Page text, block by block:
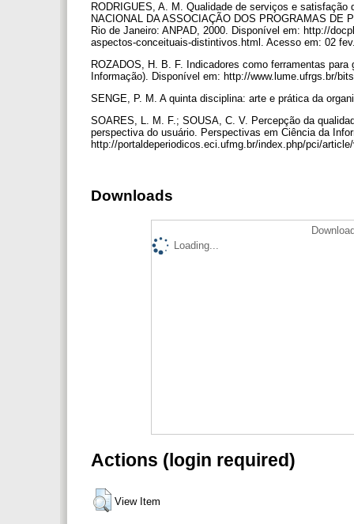
RODRIGUES, A. M. Qualidade de serviços e
NACIONAL DA ASSOCIAÇÃO DOS PROGRAMAS DE
Rio de Janeiro: ANPAD, 2000. Disponível em: http://
aspectos-conceituais-distintivos.html. Acesso em: 02
ROZADOS, H. B. F. Indicadores como ferramentas
Informação). Disponível em: http://www.lume.ufrgs.br/
SENGE, P. M. A quinta disciplina: arte e prática da
SOARES, L. M. F.; SOUSA, C. V. Percepção da
perspectiva do usuário. Perspectivas em Ciência da
http://portaldeperiodicos.eci.ufmg.br/index.php/pci/
Downloads
Loading...
Actions (login required)
View Item